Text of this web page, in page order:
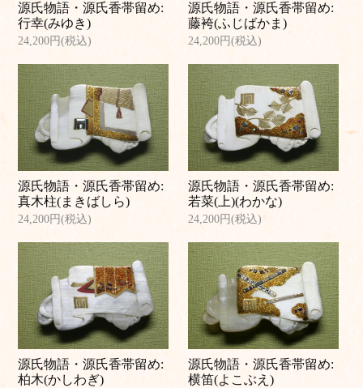
源氏物語・源氏香帯留め:
行幸(みゆき)
24,200円(税込)
源氏物語・源氏香帯留め:
藤袴(ふじばかま)
24,200円(税込)
源氏物語・源氏香帯留め:
真木柱(まきばしら)
24,200円(税込)
源氏物語・源氏香帯留め:
若菜(上)(わかな)
24,200円(税込)
源氏物語・源氏香帯留め:
柏木(かしわぎ)
源氏物語・源氏香帯留め:
横笛(よこぶえ)